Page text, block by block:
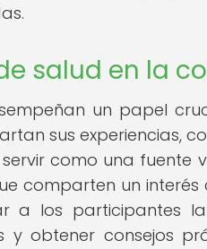
salud en la
un papel
sus experiencias,
como una fuente
comparten un interés
a los participantes
y obtener consejos